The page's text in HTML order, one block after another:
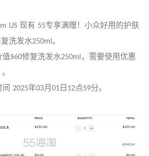
US 现有 55专享满赠！小众好用的护肤
洗发水250ml。
值$60修复洗发水250ml，需要使用优惠
。
2025年03月01日12点59分。